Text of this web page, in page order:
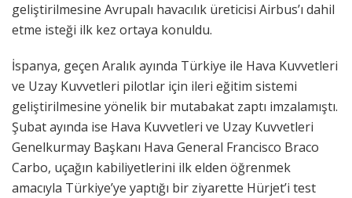
geliştirilmesine Avrupalı havacılık üreticisi Airbus’ı dahil
etme isteği ilk kez ortaya konuldu.
İspanya, geçen Aralık ayında Türkiye ile Hava Kuvvetleri
ve Uzay Kuvvetleri pilotlar için ileri eğitim sistemi
geliştirilmesine yönelik bir mutabakat zaptı imzalamıştı.
Şubat ayında ise Hava Kuvvetleri ve Uzay Kuvvetleri
Genelkurmay Başkanı Hava General Francisco Braco
Carbo, uçağın kabiliyetlerini ilk elden öğrenmek
amacıyla Türkiye’ye yaptığı bir ziyarette Hürjet’i test